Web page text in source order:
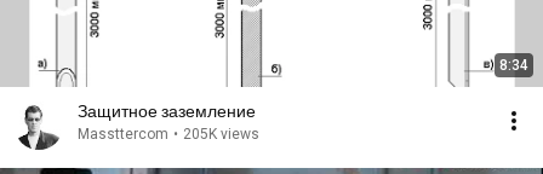
8:34
Защитное заземление
Massttercom • 205K views